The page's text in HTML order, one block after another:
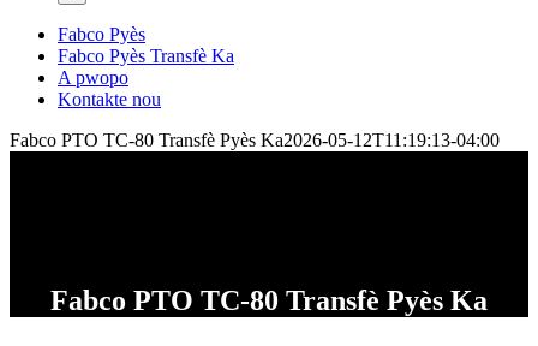
Fabco Pyès
Fabco Pyès Transfè Ka
A pwopo
Kontakte nou
Fabco PTO TC-80 Transfè Pyès Ka2026-05-12T11:19:13-04:00
Fabco PTO TC-80 Transfè Pyès Ka